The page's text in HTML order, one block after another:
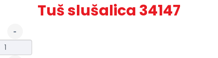
Tuš slušalica 34147